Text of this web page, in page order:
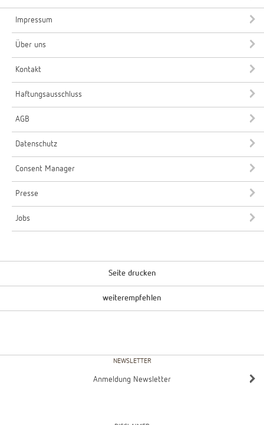
Impressum
Über uns
Kontakt
Haftungsausschluss
AGB
Datenschutz
Consent Manager
Presse
Jobs
Seite drucken
weiterempfehlen
NEWSLETTER
Anmeldung Newsletter